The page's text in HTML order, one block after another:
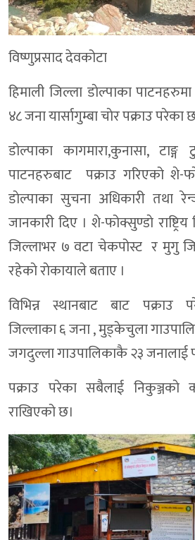
विष्णुप्रसाद देवकोटा
हिमाली जिल्ला डाेल्पाका पाटनहरुमा
४८ जना यार्सागुम्बा चाेर पक्राउ परेका
डाेल्पाका कागमारा,कुनासा, टाङ्ग
पाटनहरुबाट पक्राउ गरिएको शे-
डाेल्पाका सुचना अधिकारी तथा
जानकारी दिए । शे-फोक्सुण्डाे
जिल्लाभर ७ वटा चेकपोस्ट र मुगु
रहेकाे राेकायाले बताए ।
विभिन्न स्थानबाट बाट पक्राउ
जिल्लाका ६ जना , मुड्केचुला
जगदुल्ला गाउपालिकाकै २३ जनालाई
पक्राउ परेका सबैलाई निकुञ्जकाे
राखिएको छ।